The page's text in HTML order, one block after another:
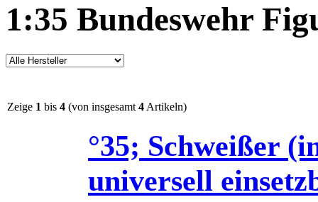
1:35 Bundeswehr
Zeige 1 bis 4 (von insgesamt 4 Artikeln)
°35; Schweißer
universell